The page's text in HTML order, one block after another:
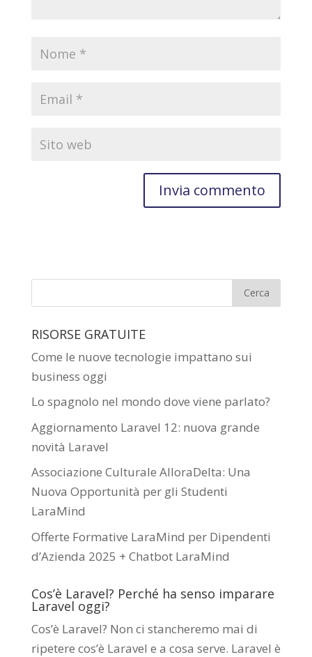
RISORSE GRATUITE
Come le nuove tecnologie impattano sui
business oggi
Lo spagnolo nel mondo dove viene parlato?
Aggiornamento Laravel 12: nuova grande
novità Laravel
Associazione Culturale AlloraDelta: Una
Nuova Opportunità per gli Studenti
LaraMind
Offerte Formative LaraMind per Dipendenti
d’Azienda 2025 + Chatbot LaraMind
Cos’è Laravel? Perché ha senso imparare
Laravel oggi?
Cos’è Laravel? Non ci stancheremo mai di
ripetere cos’è Laravel e a cosa serve. Laravel è